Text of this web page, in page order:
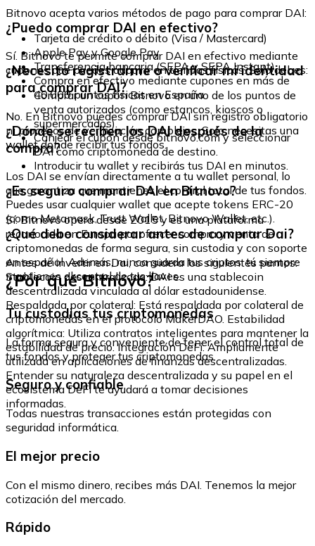
Bitnovo acepta varios métodos de pago para comprar DAI:
Tarjeta de crédito o débito (Visa / Mastercard)
Apple Pay y Google Pay
Transferencia bancaria (SEPA y SEPA Instant)
Compra en efectivo mediante cupones en más de
40.000 puntos físicos en España
¿Puedo comprar DAI en efectivo?
Sí. Bitnovo te permite comprar DAI en efectivo mediante
cupones que puedes adquirir en tiendas físicas. Solo debes:
Comprar un cupón Bitnovo en uno de los puntos de
venta autorizados (como estancos, kioscos o
supermercados).
Canjear el cupón desde bitnovo.com y seleccionar
DAI como criptomoneda de destino.
Introducir tu wallet y recibirás tus DAI en minutos.
¿Necesito registrarme o verificar mi identidad
para comprar DAI?
No. En Bitnovo puedes comprar DAI sin registro obligatorio
ni procesos de verificación complejos. Solo necesitas una
wallet donde recibir tus fondos.
¿Dónde se reciben los DAI después de la
compra?
Los DAI se envían directamente a tu wallet personal, lo
que garantiza que mantienes el control total de tus fondos.
Puedes usar cualquier wallet que acepte tokens ERC-20
(como Metamask, Trust Wallet, Bitnovo Wallet, etc.).
¿Es seguro comprar DAI en Bitnovo?
Sí. Bitnovo opera desde 2015 y es una plataforma
reconocida en Europa por ofrecer compra y venta de
criptomonedas de forma segura, sin custodia y con soporte
en español. Además, nunca guarda tus criptos: tú siempre
mantienes el control de tus llaves.
¿Qué debo considerar antes de comprar Dai?
Antes de invertir en Dai, considera los siguientes puntos:
Stablecoin descentralizada: DAI es una stablecoin
descentralizada vinculada al dólar estadounidense.
Respaldada por colateral: Está respaldada por colateral de
criptomonedas en el protocolo MakerDAO. Estabilidad
algorítmica: Utiliza contratos inteligentes para mantener la
estabilidad de precio. Integración DeFi: Ampliamente
utilizada en aplicaciones de finanzas descentralizadas.
Entender su naturaleza descentralizada y su papel en el
ecosistema DeFi te ayudará a tomar decisiones
informadas.
¿Por qué Bitnovo?
Tu custodias tus criptomonedas
La forma segura y conveniente de tener el control total de
tus fondos y proteger tus criptomonedas.
Seguro y confiable
Todas nuestras transacciones están protegidas con
seguridad informática.
El mejor precio
Con el mismo dinero, recibes más DAI. Tenemos la mejor
cotización del mercado.
Rápido